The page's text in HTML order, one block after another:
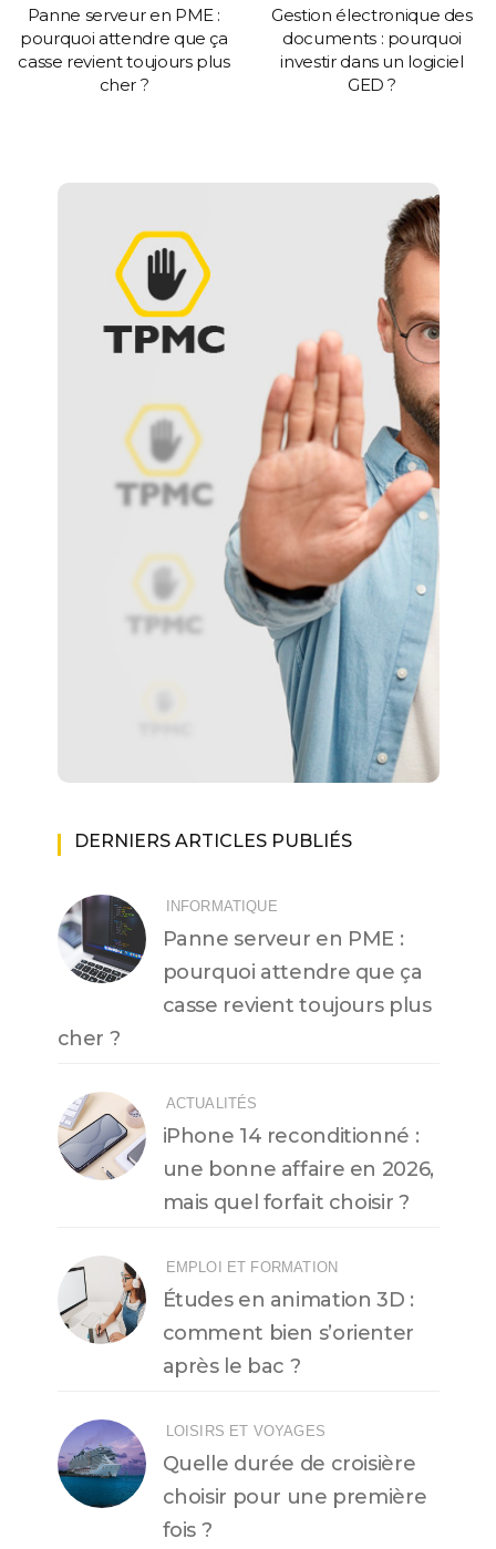
Panne serveur en PME :
pourquoi attendre que ça
casse revient toujours plus
cher ?
Gestion électronique des
documents : pourquoi
investir dans un logiciel
GED ?
DERNIERS ARTICLES PUBLIÉS
INFORMATIQUE
Panne serveur en PME :
pourquoi attendre que ça
casse revient toujours plus
cher ?
ACTUALITÉS
iPhone 14 reconditionné :
une bonne affaire en 2026,
mais quel forfait choisir ?
EMPLOI ET FORMATION
Études en animation 3D :
comment bien s’orienter
après le bac ?
LOISIRS ET VOYAGES
Quelle durée de croisière
choisir pour une première
fois ?